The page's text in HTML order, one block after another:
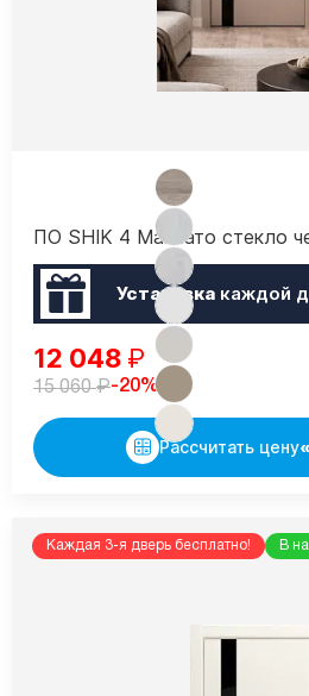
ПО SHIK 4 Макиато стекло
Установкакаждой
12 048 ₽
15 060₽-20%
Рассчитать цену
Каждая 3-я дверь бесплатно! В